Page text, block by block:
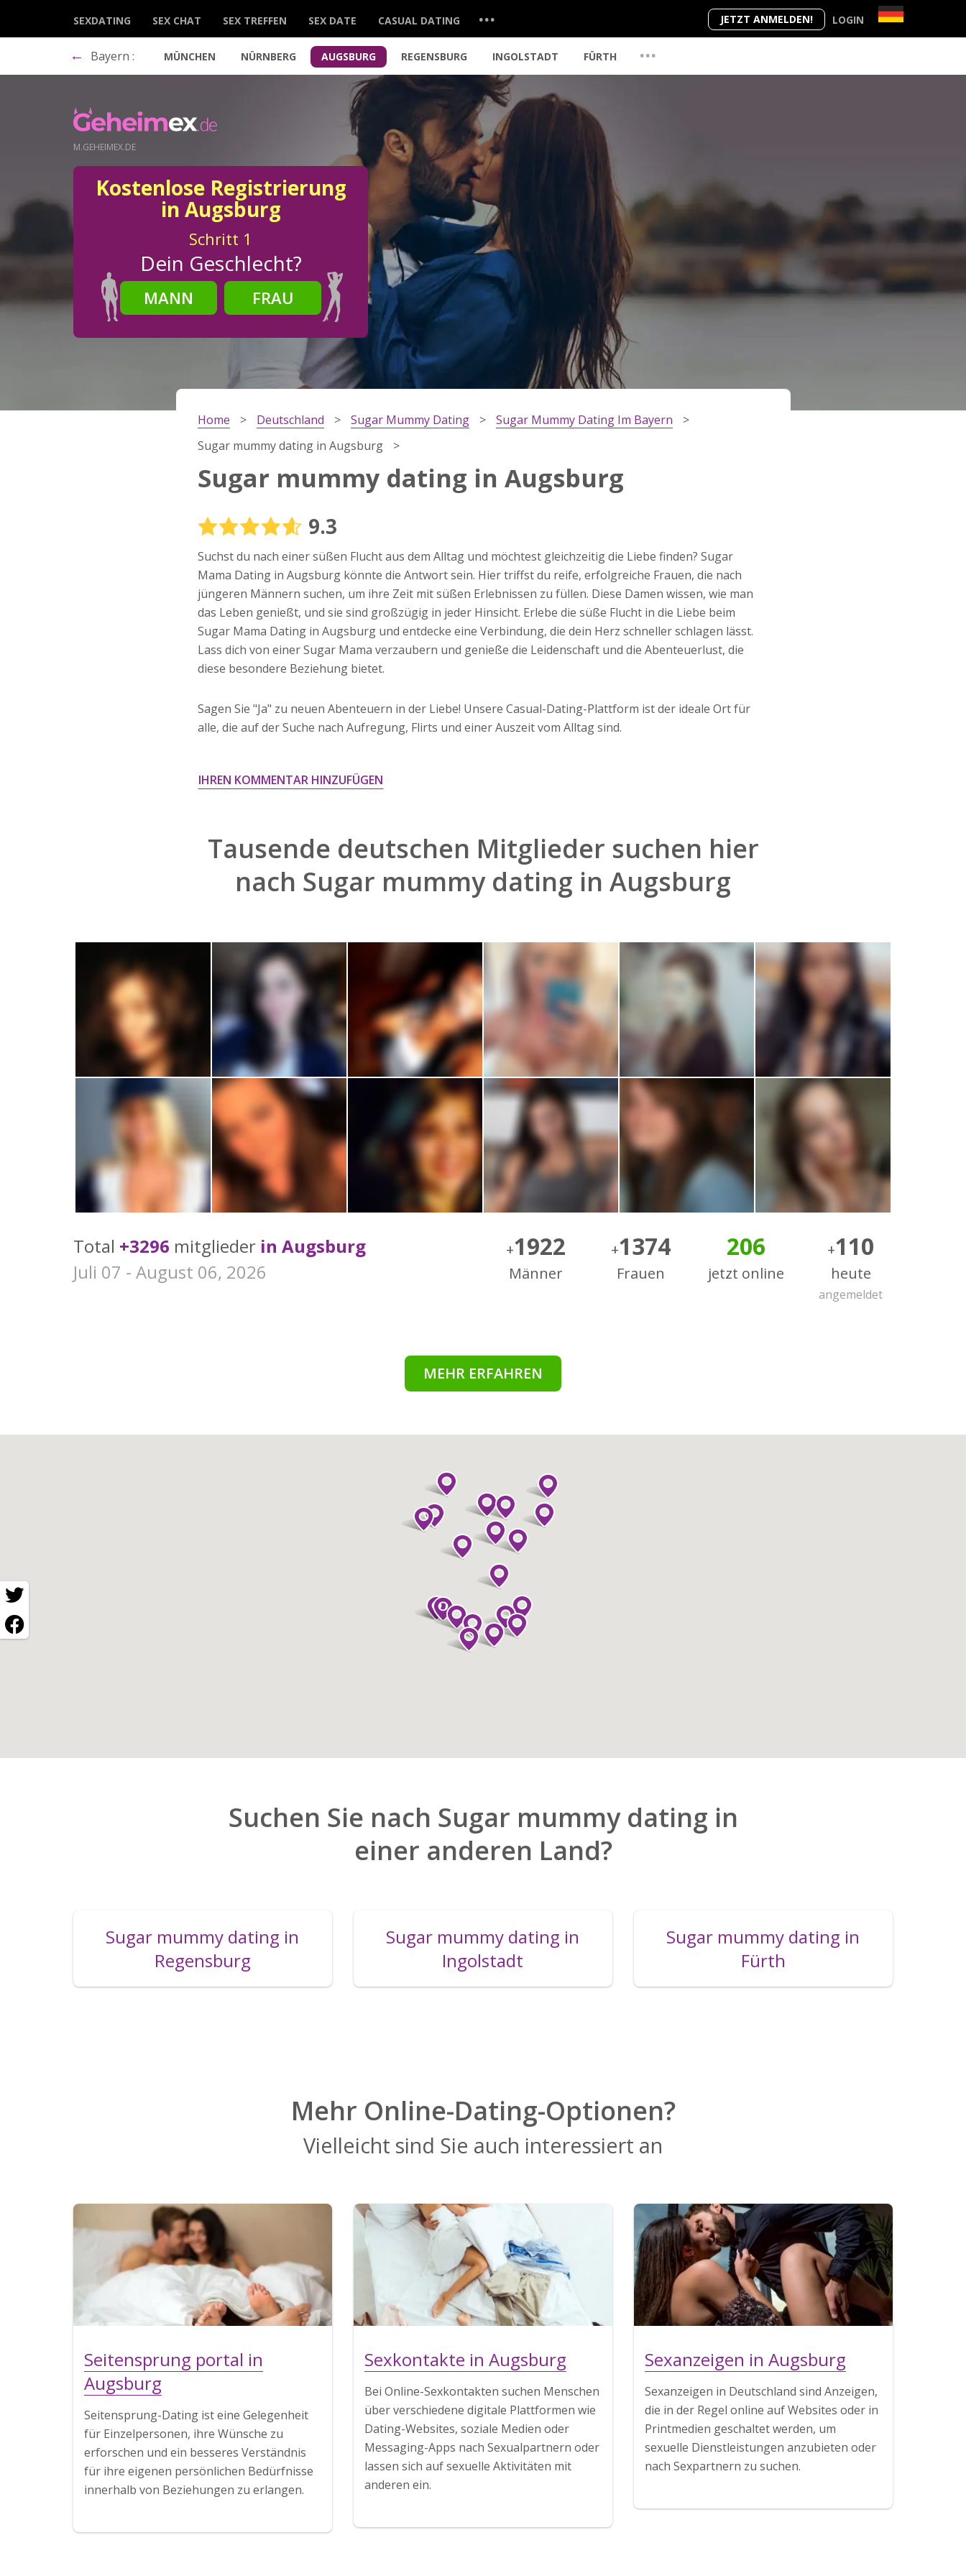
JETZT ANMELDEN! LOGIN
SEXDATING SEX CHAT SEX TREFFEN SEX DATE CASUAL DATING ...
← Bayern : MÜNCHEN NÜRNBERG AUGSBURG REGENSBURG INGOLSTADT FÜRTH ...
M.GEHEIMEX.DE
Kostenlose Registrierung
in Augsburg
Schritt 1
Dein Geschlecht?
MANN
FRAU
Schritt2
Dein Geburtsdatum?
Schritt3
Deine E-Mail?
Mit meiner Anmeldung erkläre ich mich mit den
einverstanden. Ich erhalte Informationen und
kann ich jederzeit widersprechen.
JETZT ANMELDEN!
Home Deutschland Sugar Mummy Dating
Sugar Mummy Dating Im Bayern
Sugar mummy dating in Augsburg
Sugar mummy dating in Augsburg
9.3
Suchst du nach einer süßen Flucht aus dem Alltag und möchtest gleichzeitig die Liebe finden? Sugar
Mama Dating in Augsburg könnte die Antwort sein. Hier triffst du reife, erfolgreiche Frauen, die nach
jüngeren Männern suchen, um ihre Zeit mit süßen Erlebnissen zu füllen. Diese Damen wissen, wie man
das Leben genießt, und sie sind großzügig in jeder Hinsicht. Erlebe die süße Flucht in die Liebe beim
Sugar Mama Dating in Augsburg und entdecke eine Verbindung, die dein Herz schneller schlagen lässt.
Lass dich von einer Sugar Mama verzaubern und genieße die Leidenschaft und die Abenteuerlust, die
diese besondere Beziehung bietet.
Sagen Sie "Ja" zu neuen Abenteuern in der Liebe! Unsere Casual-Dating-Plattform ist der ideale Ort für
alle, die auf der Suche nach Aufregung, Flirts und einer Auszeit vom Alltag sind.
IHREN KOMMENTAR HINZUFÜGEN
Tausende deutschen Mitglieder suchen hier
nach Sugar mummy dating in Augsburg
Total +3296 mitglieder in Augsburg
Juli 07 - August 06, 2026
+1922
Männer
+1374
Frauen
206
jetzt online
+110
heute
angemeldet
MEHR ERFAHREN
Suchen Sie nach Sugar mummy dating in
einer anderen Land?
Sugar mummy dating in
Regensburg
Sugar mummy dating in
Ingolstadt
Sugar mummy dating in
Fürth
Mehr Online-Dating-Optionen?
Vielleicht sind Sie auch interessiert an
Seitensprung portal in
Augsburg
Seitensprung-Dating ist eine Gelegenheit
für Einzelpersonen, ihre Wünsche zu
erforschen und ein besseres Verständnis
für ihre eigenen persönlichen Bedürfnisse
innerhalb von Beziehungen zu erlangen.
Sexkontakte in Augsburg
Bei Online-Sexkontakten suchen Menschen
über verschiedene digitale Plattformen wie
Dating-Websites, soziale Medien oder
Messaging-Apps nach Sexualpartnern oder
lassen sich auf sexuelle Aktivitäten mit
anderen ein.
Sexanzeigen in Augsburg
Sexanzeigen in Deutschland sind Anzeigen,
die in der Regel online auf Websites oder in
Printmedien geschaltet werden, um
sexuelle Dienstleistungen anzubieten oder
nach Sexpartnern zu suchen.